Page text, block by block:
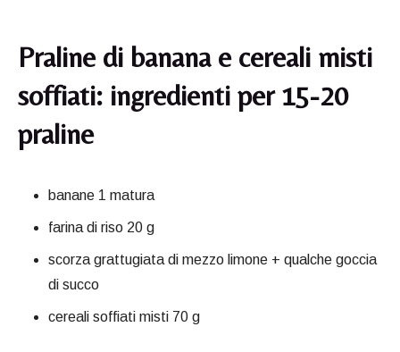
Praline di banana e cereali misti
soffiati: ingredienti per 15-20
praline
banane 1 matura
farina di riso 20 g
scorza grattugiata di mezzo limone + qualche goccia
di succo
cereali soffiati misti 70 g